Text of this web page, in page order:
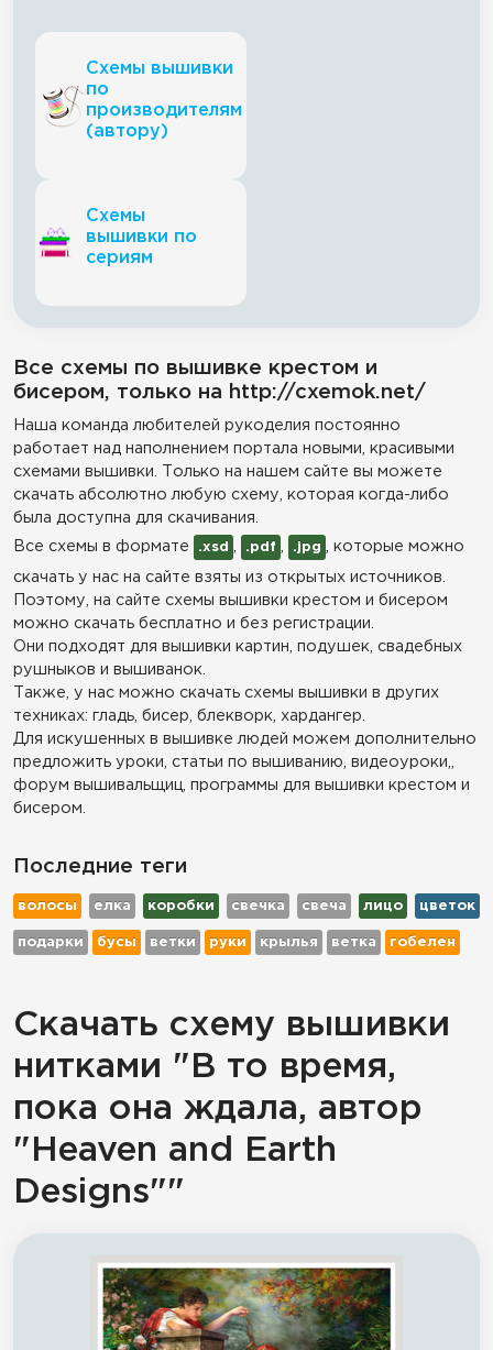
Схемы вышивки
по
производителям
(автору)
Схемы
вышивки по
сериям
Все схемы по вышивке крестом и
бисером, только на http://cxemok.net/
Наша команда любителей рукоделия постоянно
работает над наполнением портала новыми, красивыми
схемами вышивки. Только на нашем сайте вы можете
скачать абсолютно любую схему, которая когда-либо
была доступна для скачивания.
Все схемы в формате
.xsd .pdf .jpg , которые можно
скачать у нас на сайте взяты из открытых источников.
Поэтому, на сайте схемы вышивки крестом и бисером
можно скачать бесплатно и без регистрации.
Они подходят для вышивки картин, подушек, свадебных
рушныков и вышиванок.
Также, у нас можно скачать схемы вышивки в других
техниках: гладь, бисер, блекворк, хардангер.
Для искушенных в вышивке людей можем дополнительно
предложить уроки, статьи по вышиванию, видеоуроки,,
форум вышивальщиц, программы для вышивки крестом и
бисером.
Последние теги
волосы елка коробки свечка свеча лицо цветок
подарки бусы ветки руки крылья ветка гобелен
Скачать схему вышивки
нитками "В то время,
пока она ждала, автор
"Heaven and Earth
Designs""